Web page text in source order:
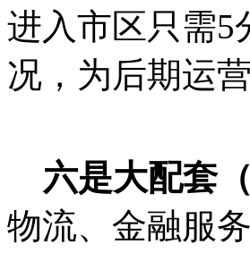
进入市区只需5
况，为后期运
六是大配套
物流、金融服